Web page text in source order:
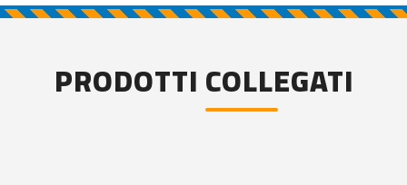
PRODOTTI COLLEGATI